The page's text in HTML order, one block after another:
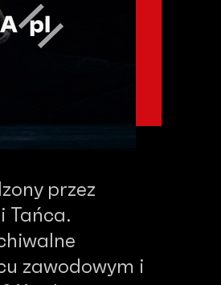
przez
Tańca.
zawodowym i